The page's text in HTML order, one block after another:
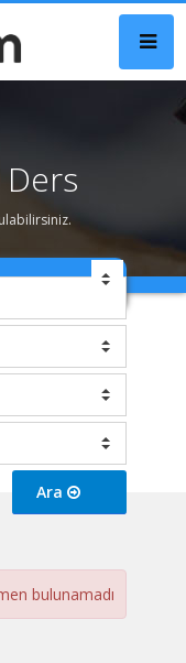
Ara
bulunamadı